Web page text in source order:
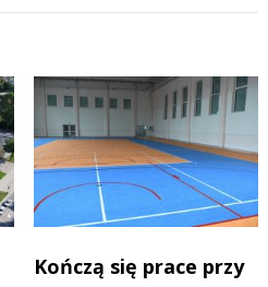
Kończą się prace przy